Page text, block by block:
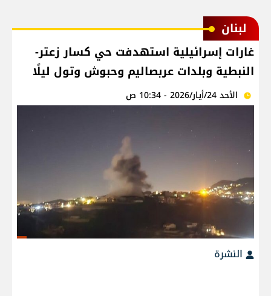
لبنان
غارات إسرائيلية استهدفت حي كسار زعتر-
النبطية وبلدات عربصاليم وحبوش وتول ليلًا
الأحد 24/أيار/2026 - 10:34 ص
النشرة